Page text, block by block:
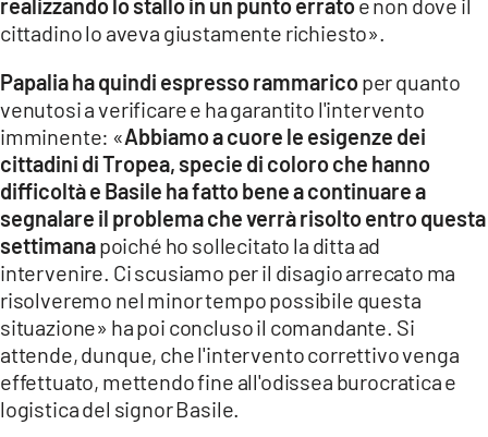
cittadino lo aveva giustamente richiesto».
Papalia ha quindi espresso rammaricoper quanto
venutosi a verificare e ha garantito l'intervento
imminente: «Abbiamo a cuore le esigenze dei
cittadini di Tropea, specie di coloro che hanno
difficoltà e Basile ha fatto bene a continuare a
segnalare il problema che verrà risolto entro questa
settimanapoiché ho sollecitato la ditta ad
intervenire. Ci scusiamo per il disagio arrecato ma
risolveremo nel minor tempo possibile questa
situazione» ha poi concluso il comandante. Si
attende, dunque, che l'intervento correttivo venga
effettuato, mettendo fine all'odissea burocratica e
logistica del signor Basile.